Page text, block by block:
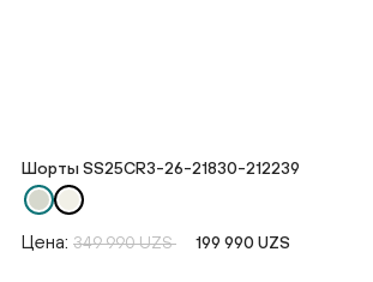
Шорты SS25CR3-26-21830-212239
Цена: 349 990 UZS 199 990 UZS